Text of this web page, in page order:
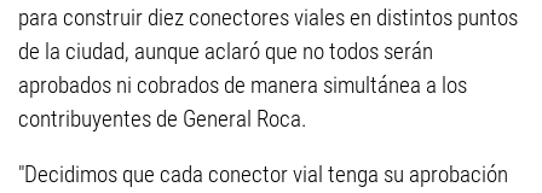
para construir diez conectores viales en distintos puntos
de la ciudad, aunque aclaró que no todos serán
aprobados ni cobrados de manera simultánea a los
contribuyentes de General Roca.
"Decidimos que cada conector vial tenga su aprobación